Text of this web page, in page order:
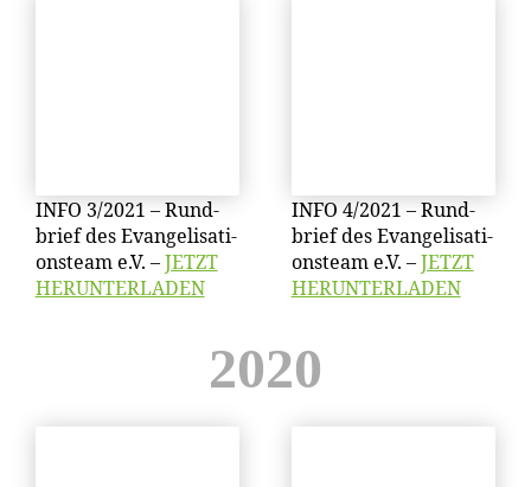
INFO 3/​2021 – Rund­
brief des Evan­ge­li­sa­ti­
ons­team e.V. –JETZT
HERUNTERLADEN
INFO 4/​2021 – Rund­
brief des Evan­ge­li­sa­ti­
ons­team e.V. –JETZT
HERUNTERLADEN
2020